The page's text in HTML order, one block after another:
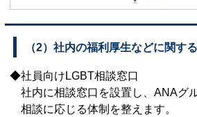
（2）社内の福利厚生などに関す
◆社員向けLGBT相談窓口
社内に相談窓口を設置し、ANAグ
相談に応じる体制を整えます。